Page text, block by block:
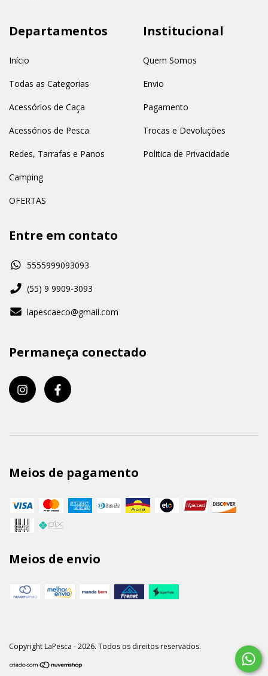
Departamentos
Início
Todas as Categorias
Acessórios de Caça
Acessórios de Pesca
Redes, Tarrafas e Panos
Camping
OFERTAS
Institucional
Quem Somos
Envio
Pagamento
Trocas e Devoluções
Politica de Privacidade
Entre em contato
5555999093093
(55) 9 9909-3093
lapescaeco@gmail.com
Permaneça conectado
Meios de pagamento
Meios de envio
Copyright LaPesca - 2026. Todos os direitos reservados.